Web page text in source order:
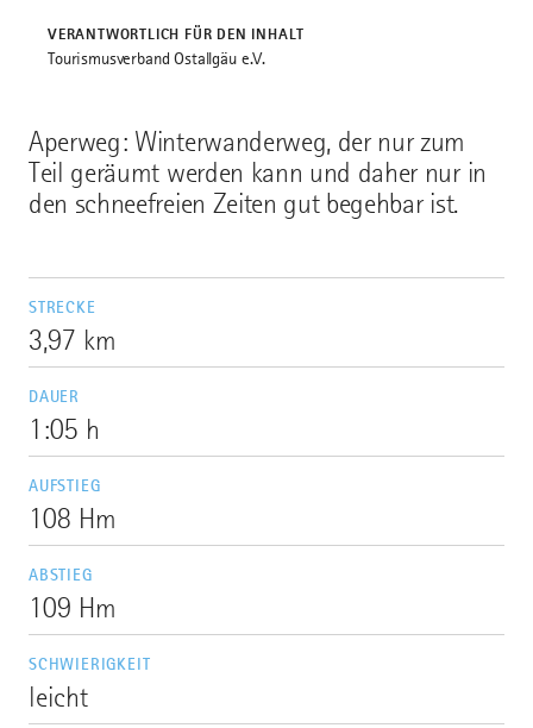
Aperweg: Winterwanderweg, der nur zum
Teil geräumt werden kann und daher nur in
den schneefreien Zeiten gut begehbar ist.
STRECKE
3,97 km
DAUER
1:05 h
AUFSTIEG
108 Hm
ABSTIEG
109 Hm
SCHWIERIGKEIT
leicht
VERANTWORTLICH FÜR DEN INHALT
Tourismusverband Ostallgäu e.V.